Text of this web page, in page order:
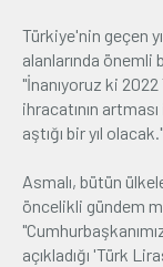
Türkiye'nin geçen
alanlarında önemli
"İnanıyoruz ki
ihracatının
aştığı bir yıl
Asmalı, bütün
öncelikli gündem
açıkladığı 'Türk